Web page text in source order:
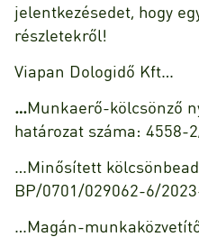
jelentkezésedet, hogy
részletekről!
Viapan Dologidő Kft…
…Munkaerő-kölcsönző
határozat száma: 4558-
…Minősített
BP/0701/029062-6/
…Magán-